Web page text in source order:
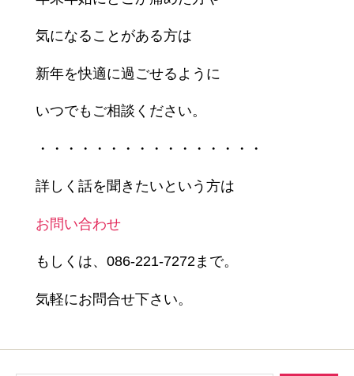
気になることがある方は
新年を快適に過ごせるように
いつでもご相談ください。
・・・・・・・・・・・・・・・・
詳しく話を聞きたいという方は
お問い合わせ
もしくは、086-221-7272まで。
気軽にお問合せ下さい。